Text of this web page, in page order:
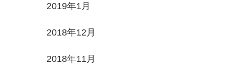
2019年1月
2018年12月
2018年11月